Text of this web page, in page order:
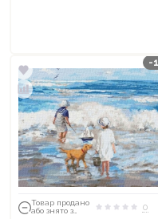
-
Товар продано
або знято з
0